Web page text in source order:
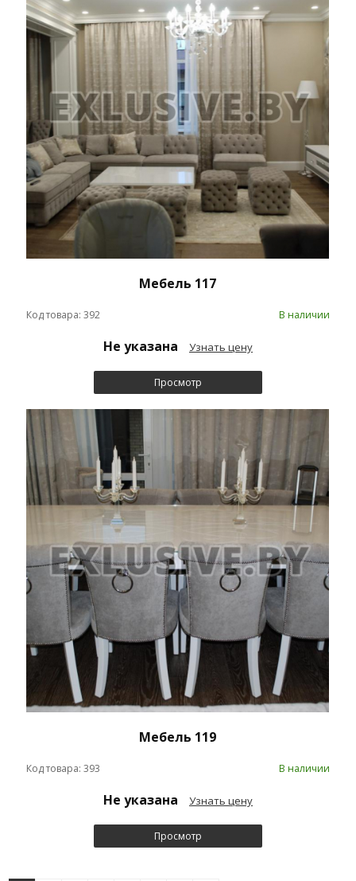
Мебель 117
Код товара: 392 В наличии
Не указана Узнать цену
Просмотр
Мебель 119
Код товара: 393 В наличии
Не указана Узнать цену
Просмотр